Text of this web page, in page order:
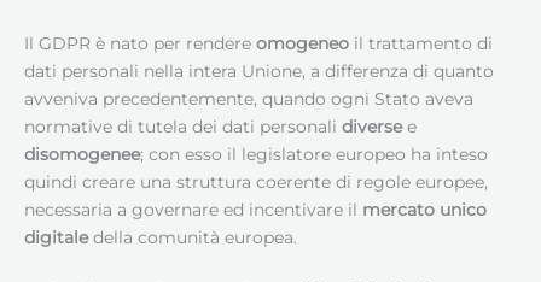
Il GDPR è nato per rendere omogeneo il trattamento di
dati personali nella intera Unione, a differenza di quanto
avveniva precedentemente, quando ogni Stato aveva
normative di tutela dei dati personali diversee
disomogenee; con esso il legislatore europeo ha inteso
quindi creare una struttura coerente di regole europee,
necessaria a governare ed incentivare il mercato unico
digitaledella comunità europea.